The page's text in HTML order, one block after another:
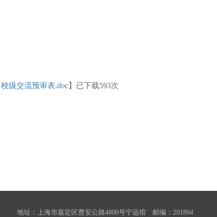
校级交流预审表.doc】已下载593次
地址：上海市嘉定区曹安公路4800号宁远馆 邮编：201804